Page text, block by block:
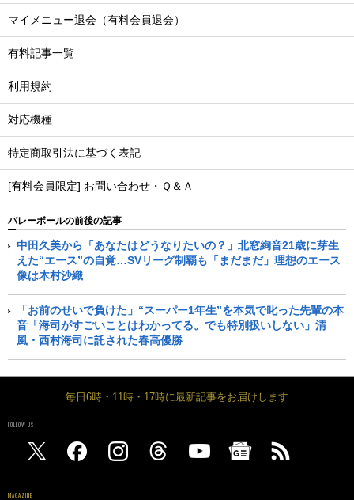
マイメニュー退会（有料会員退会）
有料記事一覧
利用規約
対応機種
特定商取引法に基づく表記
[有料会員限定] お問い合わせ・Ｑ＆Ａ
バレーボールの前後の記事
中田久美から「あなたはどうなりたいの？」北窓絢音21歳に芽生
えた“エース”の自覚…SVリーグ制覇も「まだまだ」理想のエース
像は木村沙織
「お前のせいで負けた」“スーパー1年生”を本気で叱った先輩の本
音「海司がすごいことはわかってる。でも特別扱いしない」清
風・西村海司に託された春高優勝
毎日6時・11時・17時に最新記事をお届けします
FOLLOW US
MAGAZINE